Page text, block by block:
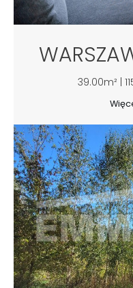
39.00m² |